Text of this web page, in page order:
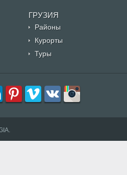
ГРУЗИЯ
Районы
Курорты
Туры